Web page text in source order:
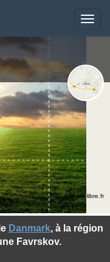
Toggle
Danmark, à la région
Favrskov.
©photo-libre.fr
Toggle